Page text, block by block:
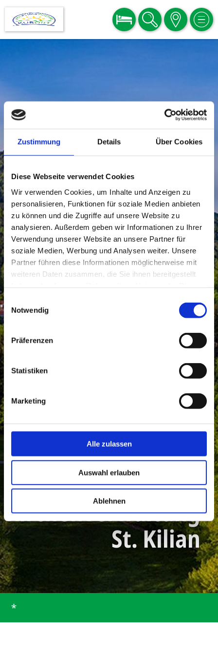
Zustimmung Details Über Cookies
Diese Webseite verwendet Cookies
Wir verwenden Cookies, um Inhalte und Anzeigen zu
personalisieren, Funktionen für soziale Medien anbieten
zu können und die Zugriffe auf unsere Website zu
analysieren. Außerdem geben wir Informationen zu Ihrer
Verwendung unserer Website an unsere Partner für
soziale Medien, Werbung und Analysen weiter. Unsere
Partner führen diese Informationen möglicherweise mit
weiteren Daten zusammen, die Sie ihnen bereitgestellt
Einwilligungsauswahl
Notwendig
Präferenzen
Statistiken
Marketing
Alle zulassen
Auswahl erlauben
Ablehnen
BUCHEN SUCHE KARTE MENÜ
Kirchenverwaltung
St. Kilian
Startseite